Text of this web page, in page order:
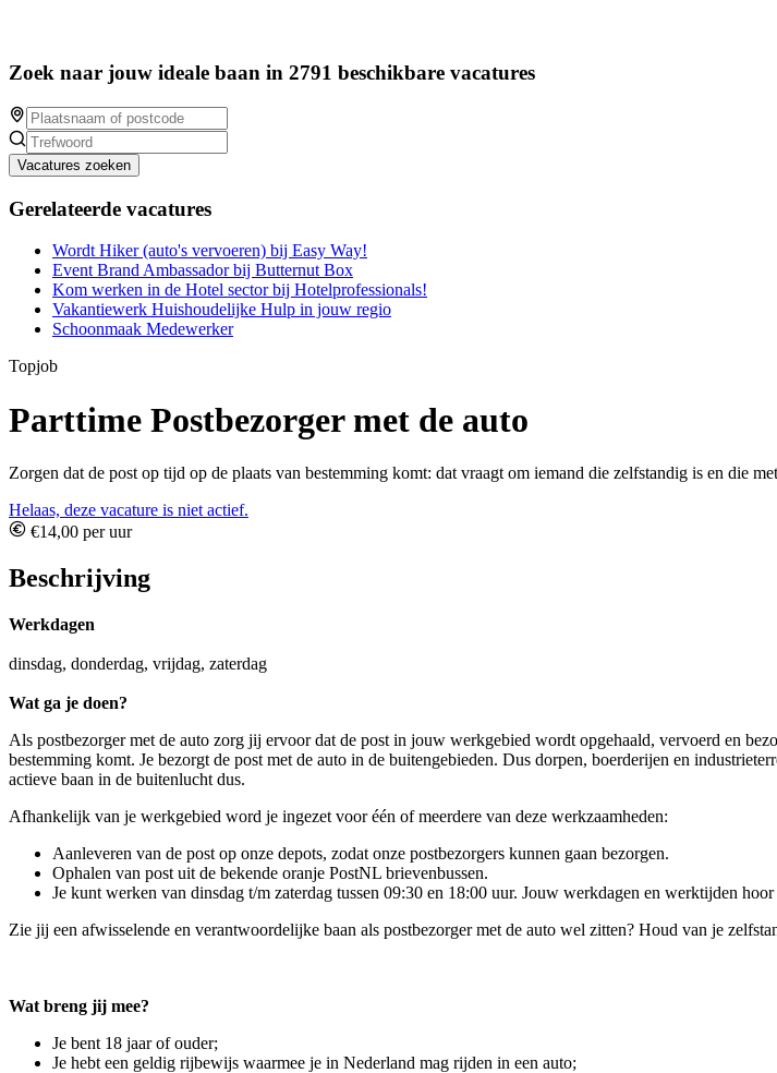
Zoek naar jouw ideale baan in 2791 beschikbare vacatures
Vacatures zoeken
Gerelateerde vacatures
Wordt Hiker (auto's vervoeren) bij Easy Way!
Event Brand Ambassador bij Butternut Box
Kom werken in de Hotel sector bij Hotelprofessionals!
Vakantiewerk Huishoudelijke Hulp in jouw regio
Schoonmaak Medewerker
Topjob
Parttime Postbezorger met de auto
Zorgen dat de post op tijd op de plaats van bestemming komt: dat vraagt om iemand die zelfstandig is en die
Helaas, deze vacature is niet actief.
€14,00 per uur
Beschrijving
Werkdagen
dinsdag, donderdag, vrijdag, zaterdag
Wat ga je doen?
Als postbezorger met de auto zorg jij ervoor dat de post in jouw werkgebied wordt opgehaald, vervoerd en
bestemming komt. Je bezorgt de post met de auto in de buitengebieden. Dus dorpen, boerderijen en
actieve baan in de buitenlucht dus.
Afhankelijk van je werkgebied word je ingezet voor één of meerdere van deze werkzaamheden:
Aanleveren van de post op onze depots, zodat onze postbezorgers kunnen gaan bezorgen.
Ophalen van post uit de bekende oranje PostNL brievenbussen.
Je kunt werken van dinsdag t/m zaterdag tussen 09:30 en 18:00 uur. Jouw werkdagen en werktijden
Zie jij een afwisselende en verantwoordelijke baan als postbezorger met de auto wel zitten? Houd van je
Wat breng jij mee?
Je bent 18 jaar of ouder;
Je hebt een geldig rijbewijs waarmee je in Nederland mag rijden in een auto;